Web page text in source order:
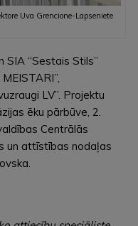
Uva Grencione-Lapseniete
SIA “Sestais Stils”
LV”. Projektu
ēku pārbūve, 2.
Centrālās
un attīstības nodaļas